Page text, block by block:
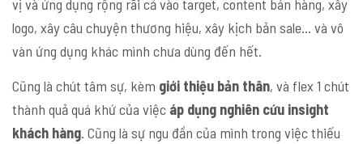
vị và ứng dụng rộng rãi cả vào target, content bán hàng, xây
logo, xây câu chuyện thương hiệu, xây kịch bản sale… và vô
vàn ứng dụng khác mình chưa dùng đến hết.
Cũng là chút tâm sự, kèm giới thiệu bản thân, và flex 1 chút
thành quả quá khứ của việc áp dụng nghiên cứu insight
khách hàng. Cũng là sự ngu đần của mình trong việc thiếu